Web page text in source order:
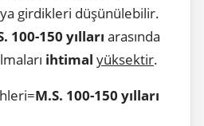
girdikleri düşünülebilir.
100-150 yılları arasında
ihtimal yüksektir.
M.S. 100-150 yılları